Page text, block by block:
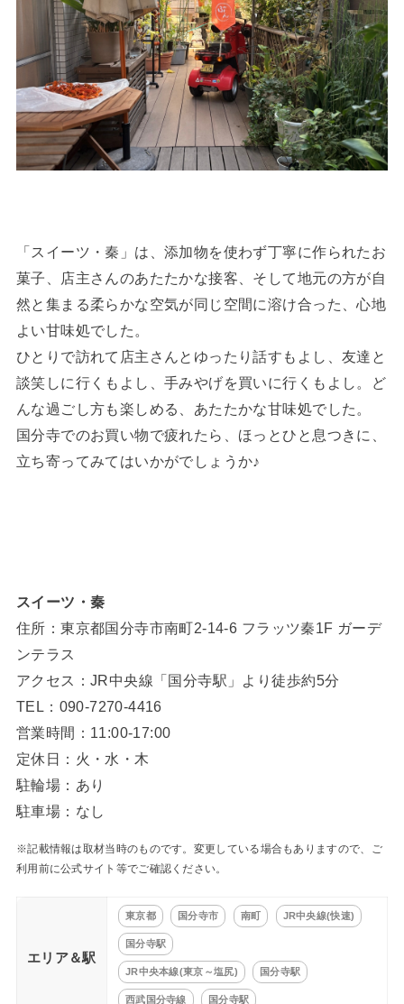
「スイーツ・秦」は、添加物を使わず丁寧に作られたお
菓子、店主さんのあたたかな接客、そして地元の方が自
然と集まる柔らかな空気が同じ空間に溶け合った、心地
よい甘味処でした。
ひとりで訪れて店主さんとゆったり話すもよし、友達と
談笑しに行くもよし、手みやげを買いに行くもよし。ど
んな過ごし方も楽しめる、あたたかな甘味処でした。
国分寺でのお買い物で疲れたら、ほっとひと息つきに、
立ち寄ってみてはいかがでしょうか♪
スイーツ・秦
住所：東京都国分寺市南町2-14-6 フラッツ秦1F ガーデ
ンテラス
アクセス：JR中央線「国分寺駅」より徒歩約5分
TEL：090-7270-4416
営業時間：11:00-17:00
定休日：火・水・木
駐輪場：あり
駐車場：なし
※記載情報は取材当時のものです。変更している場合もありますので、ご
利用前に公式サイト等でご確認ください。
エリア＆駅
東京都 国分寺市 南町 JR中央線(快速)
国分寺駅
JR中央本線(東京～塩尻) 国分寺駅
西武国分寺線 国分寺駅